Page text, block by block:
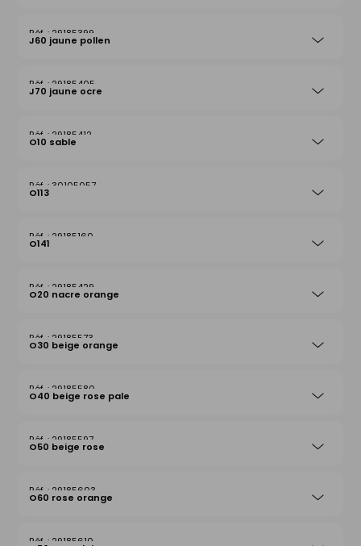
29185399
J60 jaune pollen
29185405
J70 jaune ocre
29185412
O10 sable
30105057
O113
29185160
O141
29185429
O20 nacre orange
29185573
O30 beige orange
29185580
O40 beige rose pale
29185597
O50 beige rose
29185603
O60 rose orange
29185610